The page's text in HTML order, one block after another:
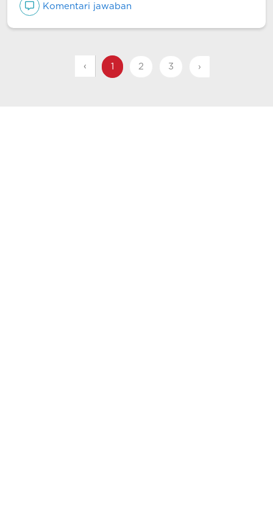
Komentari jawaban
‹ 1 2 3 ›